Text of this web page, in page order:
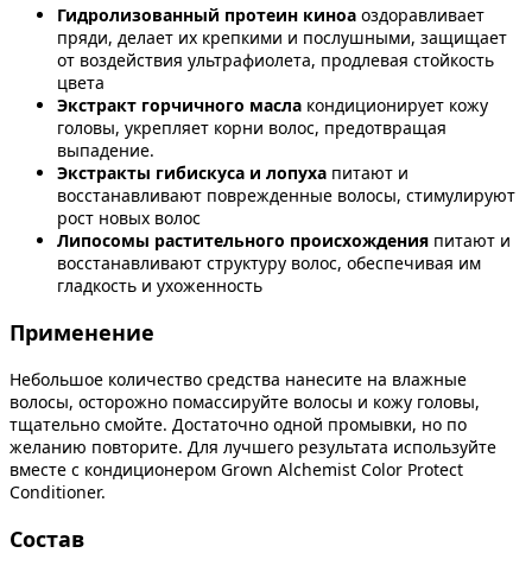
Гидролизованный протеин киноа оздоравливает
пряди, делает их крепкими и послушными, защищает
от воздействия ультрафиолета, продлевая стойкость
цвета
Экстракт горчичного масла кондиционирует кожу
головы, укрепляет корни волос, предотвращая
выпадение.
Экстракты гибискуса и лопуха питают и
восстанавливают поврежденные волосы, стимулируют
рост новых волос
Липосомы растительного происхождения питают и
восстанавливают структуру волос, обеспечивая им
гладкость и ухоженность
Применение
Небольшое количество средства нанесите на влажные
волосы, осторожно помассируйте волосы и кожу головы,
тщательно смойте. Достаточно одной промывки, но по
желанию повторите. Для лучшего результата используйте
вместе с кондиционером Grown Alchemist Color Protect
Conditioner.
Состав